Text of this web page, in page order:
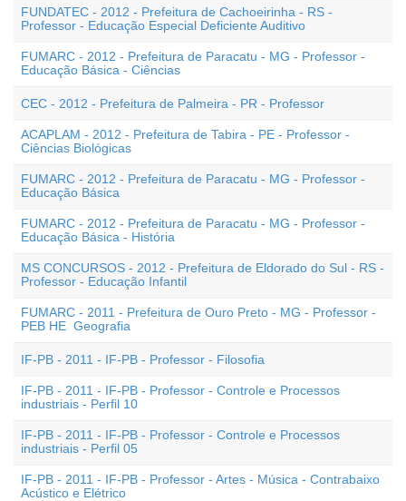
FUNDATEC - 2012 - Prefeitura de Cachoeirinha - RS -
Professor - Educação Especial Deficiente Auditivo
FUMARC - 2012 - Prefeitura de Paracatu - MG - Professor -
Educação Básica - Ciências
CEC - 2012 - Prefeitura de Palmeira - PR - Professor
ACAPLAM - 2012 - Prefeitura de Tabira - PE - Professor -
Ciências Biológicas
FUMARC - 2012 - Prefeitura de Paracatu - MG - Professor -
Educação Básica
FUMARC - 2012 - Prefeitura de Paracatu - MG - Professor -
Educação Básica - História
MS CONCURSOS - 2012 - Prefeitura de Eldorado do Sul - RS -
Professor - Educação Infantil
FUMARC - 2011 - Prefeitura de Ouro Preto - MG - Professor -
PEB HE  Geografia
IF-PB - 2011 - IF-PB - Professor - Filosofia
IF-PB - 2011 - IF-PB - Professor - Controle e Processos
industriais - Perfil 10
IF-PB - 2011 - IF-PB - Professor - Controle e Processos
industriais - Perfil 05
IF-PB - 2011 - IF-PB - Professor - Artes - Música - Contrabaixo
Acústico e Elétrico